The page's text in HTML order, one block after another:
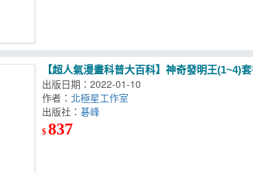
【超人氣漫畫科普大百科】神奇發明王(1~4)
出版日期：2022-01-10
作者： 北極星工作室
出版社：
$837